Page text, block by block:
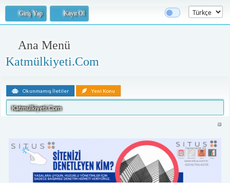
Giriş Yap Kayıt Ol
Ana Menü
Katmülkiyeti.Com
Okunmamış İletiler Yeni Konu
Katmülkiyeti.Com